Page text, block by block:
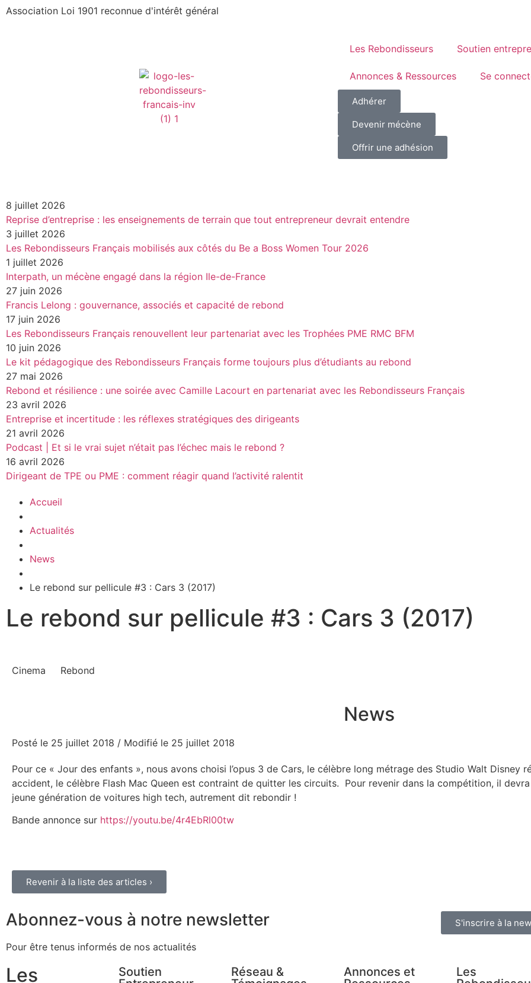
Association Loi 1901 reconnue d'intérêt général
Les Rebondisseurs Soutien
Annonces & Ressources Se
Adhérer
Devenir mécène
Offrir une adhésion
8 juillet 2026
Reprise d’entreprise : les enseignements de terrain que tout entrepreneur devrait entendre
3 juillet 2026
Les Rebondisseurs Français mobilisés aux côtés du Be a Boss Women Tour 2026
1 juillet 2026
Interpath, un mécène engagé dans la région Ile-de-France
27 juin 2026
Francis Lelong : gouvernance, associés et capacité de rebond
17 juin 2026
Les Rebondisseurs Français renouvellent leur partenariat avec les Trophées PME RMC BFM
10 juin 2026
Le kit pédagogique des Rebondisseurs Français forme toujours plus d’étudiants au rebond
27 mai 2026
Rebond et résilience : une soirée avec Camille Lacourt en partenariat avec les Rebondisseurs Français
23 avril 2026
Entreprise et incertitude : les réflexes stratégiques des dirigeants
21 avril 2026
Podcast | Et si le vrai sujet n’était pas l’échec mais le rebond ?
16 avril 2026
Dirigeant de TPE ou PME : comment réagir quand l’activité ralentit
Accueil
Actualités
News
Le rebond sur pellicule #3 : Cars 3 (2017)
Le rebond sur pellicule #3 : Cars 3 (2017)
Cinema Rebond
News
Posté le 25 juillet 2018 / Modifié le 25 juillet 2018
Pour ce « Jour des enfants », nous avons choisi l’opus 3 de Cars, le célèbre long métrage des Studio Walt Disney
accident, le célèbre Flash Mac Queen est contraint de quitter les circuits. Pour revenir dans la compétition, il
jeune génération de voitures high tech, autrement dit rebondir !
Bande annonce sur https://youtu.be/4r4EbRl00tw
Revenir à la liste des articles ›
Abonnez-vous à notre newsletter
Pour être tenus informés de nos actualités
S'inscrire à la
Les
Soutien
Réseau &
Annonces et
Les